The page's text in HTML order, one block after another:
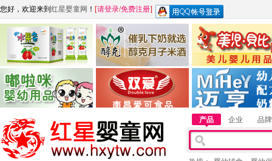
您好，欢迎来到 红星婴童网 ！ [请登录/免费注册]
江西麦嘟嘟食品有限公司
青岛嘟啦咪婴幼儿用品公司
江西醇之客月子米酒 惠州市美儿婴儿用品
湖南迈亨母婴用品有限
产品 企业 品牌